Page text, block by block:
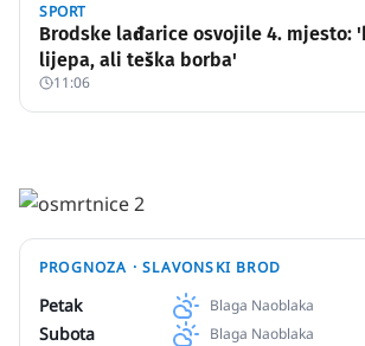
SPORT
Brodske lađarice osvojile 4. mjesto:
lijepa, ali teška borba'
11:06
PROGNOZA ·SLAVONSKI BROD
Petak Blaga Naoblaka
Subota
Blaga Naoblaka